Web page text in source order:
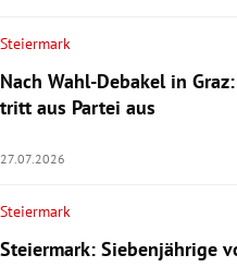
Steiermark
Nach Wahl-Debakel in
tritt aus Partei aus
27.07.2026
Steiermark
Steiermark: Siebenjährige